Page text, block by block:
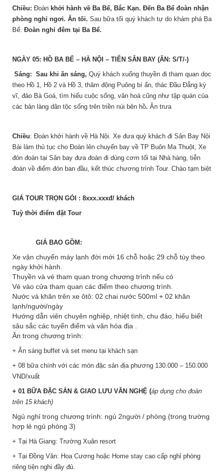
Chiều: Đoàn khởi hành về Ba Bể, Bắc Kạn. Đến Ba Bể đoàn nhận
phòng nghỉ ngơi. Ăn tối. Sau bữa tối quý khách tự do khám phá Ba
Bể. Đoàn nghỉ đêm tại Ba Bể.
NGÀY 05: HỒ BA BỂ – HÀ NỘI – TIỄN SÂN BAY (ĂN: S/T/-)
Sáng: Sau khi ăn sáng, Quý khách xuống thuyền đi tham quan dọc
theo Hồ 1, Hồ 2 và Hồ 3, thăm động Puông bí ẩn, thác Đầu Đẳng kỳ
vĩ, đảo Bà Goá, tìm hiểu cuộc sống, văn hoá cũng như tập quán của
các bản làng dân tộc sống trên triền núi bên hồ. Ăn trưa
Chiều: Đoàn khởi hành về Hà Nội. Xe đưa quý khách đi Sân Bay Nội
Bài làm thủ tục cho Đoàn lên chuyến bay về TP Buôn Ma Thuột, Xe
đón đoàn tại Sân bay đưa đoàn đi dùng cơm tối tại Nhà hàng, tiễn
đoàn về điểm đón ban đầu, kết thúc chương trình Tour. Chào tạm biệt
GIÁ TOUR TRỌN GÓI : 8xxx.xxxđ/ khách
Tuỳ thời điểm đặt Tour
GIÁ BAO GỒM:
Xe vận chuyển máy lạnh đời mới 16 chỗ hoặc 29 chỗ tùy theo
ngày khởi hành.
Thuyền và vé tham quan trong chương trình nếu có
Vé vào cửa tham quan các điểm theo chương trình.
Nước và khăn trên xe ôtô: 02 chai nước 500ml + 02 khăn
lạnh/người/ngày
Hướng dẫn viên chuyên nghiệp, nhiệt tình, chu đáo, hiểu biết
sâu sắc các tuyến điểm và văn hóa địa .
Ăn trong chương trình:
+ Ăn sáng buffet và set menu tại khách sạn
+ 08 bữa chính với các món đặc sản địa phương 130.000 – 150.000
VND/xuất
+ 01 BỮA ĐẶC SẢN & GIAO LƯU VĂN NGHỆ (áp dụng cho đoàn
trên 15 khách)
Ngủ nghỉ trong chương trình: ngủ 2người / phòng (trong trường
hợp lẻ ngủ phòng 3)
+ Tại Hà Giang: Trường Xuân resort
+ Tại Đồng Văn: Hoa Cương hoặc Home stay cao cấp nghỉ phòng
riêng tiện nghi đầy đủ.